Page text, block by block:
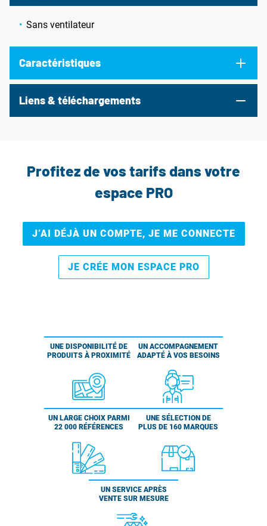
Sans ventilateur
Caractéristiques
Liens & téléchargements
Profitez de vos tarifs dans votre
espace PRO
J’AI DÉJÀ UN COMPTE, JE ME CONNECTE
JE CRÉE MON ESPACE PRO
UNE DISPONIBILITÉ DE
PRODUITS À PROXIMITÉ
UN ACCOMPAGNEMENT
ADAPTÉ À VOS BESOINS
UN LARGE CHOIX PARMI
22 000 RÉFÉRENCES
UNE SÉLECTION DE
PLUS DE 160 MARQUES
UN SERVICE APRÈS
VENTE SUR MESURE